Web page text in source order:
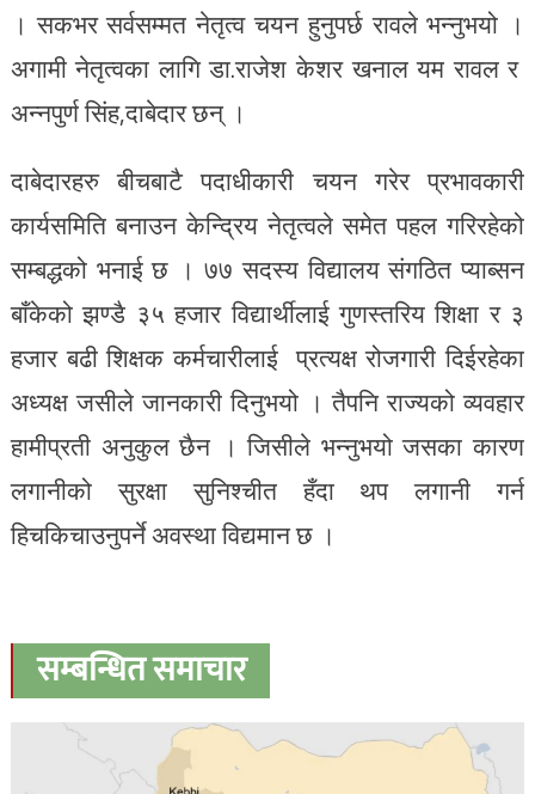
। सकभर सर्वसम्मत नेतृत्व चयन हुनुपर्छ रावले भन्नुभयो ।
अगामी नेतृत्वका लागि डा.राजेश केशर खनाल यम रावल र
अन्नपुर्ण सिंह,दाबेदार छन् ।
दाबेदारहरु बीचबाटै पदाधीकारी चयन गरेर प्रभावकारी
कार्यसमिति बनाउन केन्द्रिय नेतृत्वले समेत पहल गरिरहेको
सम्बद्धको भनाई छ । ७७ सदस्य विद्यालय संगठित प्याब्सन
बाँकेको झण्डै ३५ हजार विद्यार्थीलाई गुणस्तरिय शिक्षा र ३
हजार बढी शिक्षक कर्मचारीलाई प्रत्यक्ष रोजगारी दिईरहेका
अध्यक्ष जसीले जानकारी दिनुभयो । तैपनि राज्यको व्यवहार
हामीप्रती अनुकुल छैन । जिसीले भन्नुभयो जसका कारण
लगानीको सुरक्षा सुनिश्चीत हँदा थप लगानी गर्न
हिचकिचाउनुपर्ने अवस्था विद्यमान छ ।
सम्बन्धित समाचार